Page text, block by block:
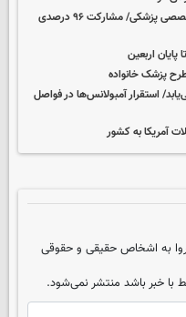
انتشار کلید اولیه آزمون ارتقای دستیاری تخصصی پزشکی/ مشارکت ۹۶ درصدی
اربعین
پزشک خانواده
استقرار آمبولانس‌ها در فواصل
به اشخاص حقیقی و حقوقی
با خبر باشد منتشر نمی‌شود.